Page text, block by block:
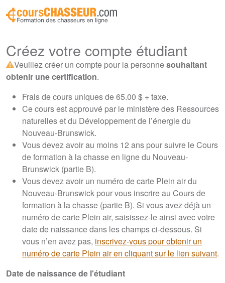
Créez votre compte étudiant
Veuillez créer un compte pour la personnesouhaitant
obtenir une certification.
Frais de cours uniques de 65.00 $ + taxe.
Ce cours est approuvé par le ministère des Ressources
naturelles et du Développement de l’énergie du
Nouveau-Brunswick.
Vous devez avoir au moins 12 ans pour suivre le Cours
de formation à la chasse en ligne du Nouveau-
Brunswick (partie B).
Vous devez avoir un numéro de carte Plein air du
Nouveau-Brunswick pour vous inscrire au Cours de
formation à la chasse (partie B). Si vous avez déjà un
numéro de carte Plein air, saisissez-le ainsi avec votre
date de naissance dans les champs ci-dessous. Si
vous n’en avez pas, inscrivez-vous pour obtenir un
numéro de carte Plein air en cliquant sur le lien suivant.
Date de naissance de l'étudiant